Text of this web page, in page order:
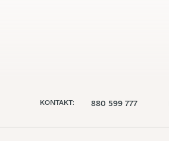
KONTAKT: 880 599 777